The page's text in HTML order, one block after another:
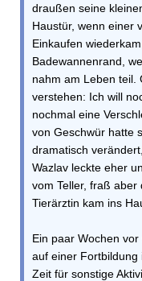
draußen seine
Haustür, wenn einer
Einkaufen
Badewannenrand,
nahm am Leben teil.
verstehen: Ich will
nochmal eine
von Geschwür hatte
dramatisch
Wazlav leckte eher
vom Teller, fraß aber
Tierärztin kam ins
Ein paar Wochen
auf einer Fortbildung
Zeit für sonstige